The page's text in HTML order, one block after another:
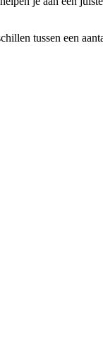
tussen een